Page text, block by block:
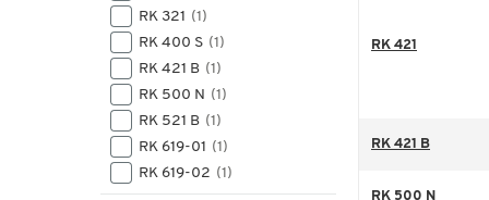
RK 321 (1)
RK 400 S (1)
RK 421 B (1)
RK 500 N (1)
RK 521 B (1)
RK 619-01 (1)
RK 619-02 (1)
RK 421
RK 421 B
RK 500 N